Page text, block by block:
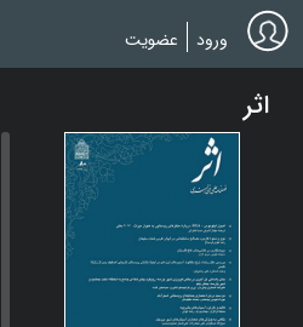
Skip
to
main
ورود عضویت
اثر